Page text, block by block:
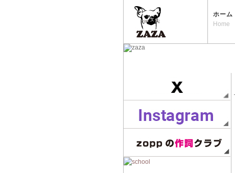
ホーム
Home